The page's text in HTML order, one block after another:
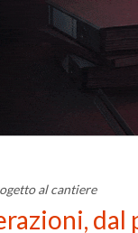
al cantiere